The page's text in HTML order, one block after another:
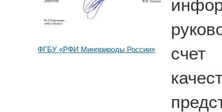
ФГБУ «РФИ Минприроды России»
счет